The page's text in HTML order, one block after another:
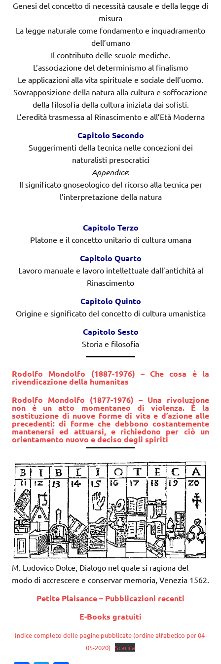
Genesi del concetto di necessità causale e della legge di
misura
La legge naturale come fondamento e inquadramento
dell’umano
Il contributo delle scuole mediche.
L’associazione del determinismo al finalismo
Le applicazioni alla vita spirituale e sociale dell’uomo.
Sovrapposizione della natura alla cultura e soffocazione
della filosofia della cultura iniziata dai sofisti.
L’eredità trasmessa al Rinascimento e all’Età Moderna
Capitolo Secondo
Suggerimenti della tecnica nelle concezioni dei
naturalisti presocratici
Appendice:
Il significato gnoseologico del ricorso alla tecnica per
l’interpretazione della natura
Capitolo Terzo
Platone e il concetto unitario di cultura umana
Capitolo Quarto
Lavoro manuale e lavoro intellettuale dall’antichità al
Rinascimento
Capitolo Quinto
Origine e significato del concetto di cultura umanistica
Capitolo Sesto
Storia e filosofia
Rodolfo Mondolfo (1887-1976) – Che cosa è la
rivendicazione della humanitas
Rodolfo Mondolfo (1877-1976) – Una rivoluzione
non è un atto momentaneo di violenza. È la
sostituzione di nuove forme di vita e d’azione alle
precedenti: di forme che debbono costantemente
mantenersi ed attuarsi, e richiedono per ciò un
orientamento nuovo e deciso degli spiriti
M. Ludovico Dolce, Dialogo nel quale si ragiona del
modo di accrescere e conservar memoria, Venezia 1562.
Petite Plaisance – Pubblicazioni recenti
E-Books gratuiti
Indice completo delle pagine pubblicate (ordine alfabetico per 04-
05-2020) Scarica